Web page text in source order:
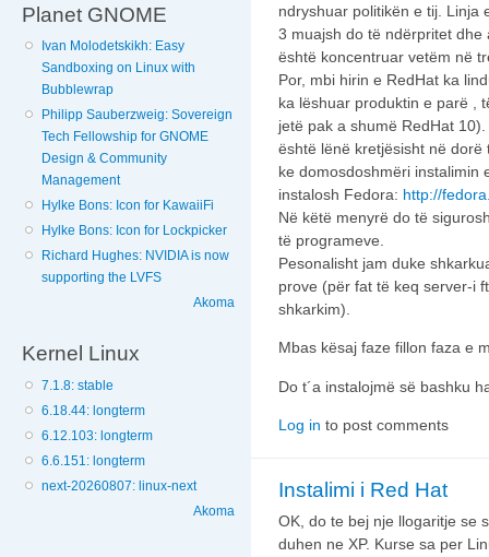
Planet GNOME
Ivan Molodetskikh: Easy
Sandboxing on Linux with
Bubblewrap
Philipp Sauberzweig: Sovereign
Tech Fellowship for GNOME
Design & Community
Management
Hylke Bons: Icon for KawaiiFi
Hylke Bons: Icon for Lockpicker
Richard Hughes: NVIDIA is now
supporting the LVFS
Akoma
Kernel Linux
7.1.8: stable
6.18.44: longterm
6.12.103: longterm
6.6.151: longterm
next-20260807: linux-next
Akoma
ndryshuar politikën e tij. Linja
3 muajsh do të ndërpritet dhe
është koncentruar vetëm në
Por, mbi hirin e RedHat ka
ka lëshuar produktin e parë ,
jetë pak a shumë RedHat
është lënë kretjësisht në
ke domosdoshmëri instalimin
instalosh Fedora: http://
Në këtë menyrë do të
të programeve.
Pesonalisht jam duke
prove (për fat të keq server-i
shkarkim).
Mbas kësaj faze fillon faza e
Do t´a instalojmë së bashku
Log in to post comments
Instalimi i Red Hat
OK, do te bej nje llogaritje se
duhen ne XP. Kurse sa per